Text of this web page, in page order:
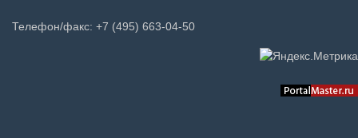
Телефон/факс: +7 (495) 663-04-50